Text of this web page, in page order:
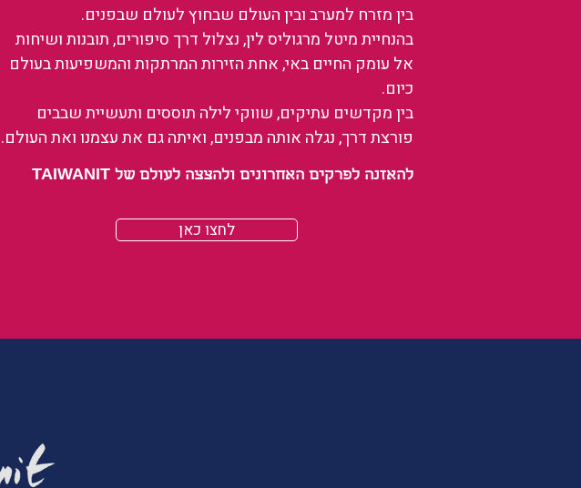
בין מזרח למערב ובין העולם שבחוץ לעולם שבפנים.
בהנחיית מיטל מרגוליס לין, נצלול דרך סיפורים, תובנות ושיחות
אל עומק החיים באי, אחת הזירות המרתקות והמשפיעות בעולם
כיום.
בין מקדשים עתיקים, שווקי לילה תוססים ותעשיית שבבים
פורצת דרך, נגלה אותה מבפנים, ואיתה גם את עצמנו ואת העולם.
להאזנה לפרקים האחרונים ולהצצה לעולם של TAIWANIT
לחצו כאן